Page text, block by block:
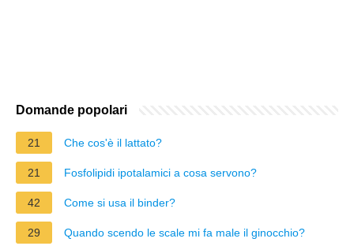
Domande popolari
21 Che cos'è il lattato?
21 Fosfolipidi ipotalamici a cosa servono?
42 Come si usa il binder?
29 Quando scendo le scale mi fa male il ginocchio?